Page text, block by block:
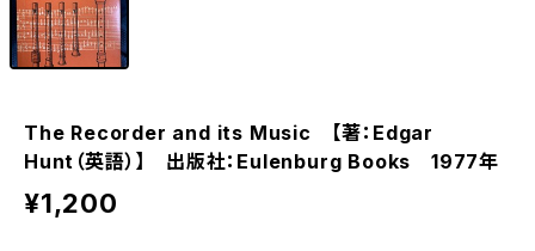
The Recorder and its Music 【著：Edgar
Hunt（英語）】 出版社：Eulenburg Books 1977年
¥1,200